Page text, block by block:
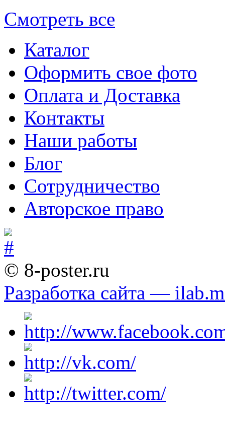
Смотреть все
Каталог
Оформить свое фото
Оплата и Доставка
Контакты
Наши работы
Блог
Сотрудничество
Авторское право
© 8-poster.ru
Разработка сайта —